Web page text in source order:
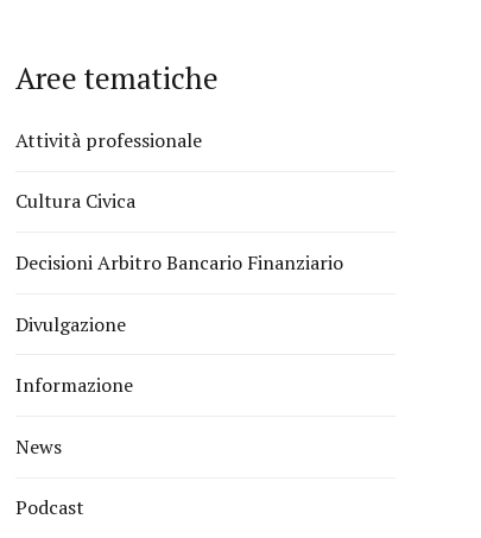
Aree tematiche
Attività professionale
Cultura Civica
Decisioni Arbitro Bancario Finanziario
Divulgazione
Informazione
News
Podcast